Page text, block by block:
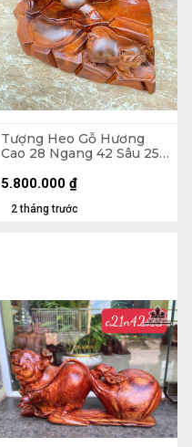
Tượng Heo Gỗ Hương
Cao 28 Ngang 42 Sâu 25
2 tháng trước
5.800.000 ₫